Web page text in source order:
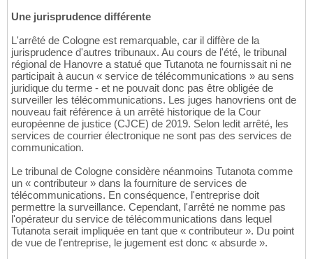
Une jurisprudence différente
L'arrêté de Cologne est remarquable, car il diffère de la
jurisprudence d'autres tribunaux. Au cours de l'été, le tribunal
régional de Hanovre a statué que Tutanota ne fournissait ni ne
participait à aucun « service de télécommunications » au sens
juridique du terme - et ne pouvait donc pas être obligée de
surveiller les télécommunications. Les juges hanovriens ont de
nouveau fait référence à un arrêté historique de la Cour
européenne de justice (CJCE) de 2019. Selon ledit arrêté, les
services de courrier électronique ne sont pas des services de
communication.
Le tribunal de Cologne considère néanmoins Tutanota comme
un « contributeur » dans la fourniture de services de
télécommunications. En conséquence, l'entreprise doit
permettre la surveillance. Cependant, l'arrêté ne nomme pas
l'opérateur du service de télécommunications dans lequel
Tutanota serait impliquée en tant que « contributeur ». Du point
de vue de l'entreprise, le jugement est donc « absurde ».